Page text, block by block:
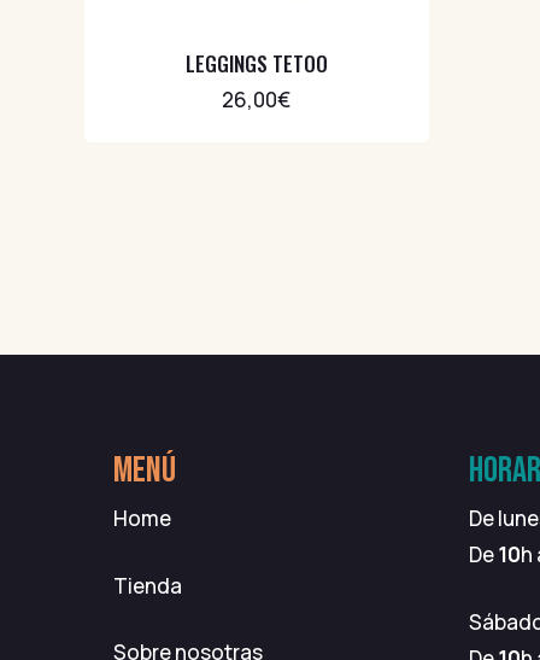
LEGGINGS TETOO
26,00€
MENÚ
Home
Tienda
Sobre nosotras
De
De10h